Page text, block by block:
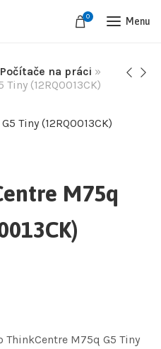
0 Menu
Počítače na práci »
(12RQ0013CK)
M75q
M75q G5 Tiny